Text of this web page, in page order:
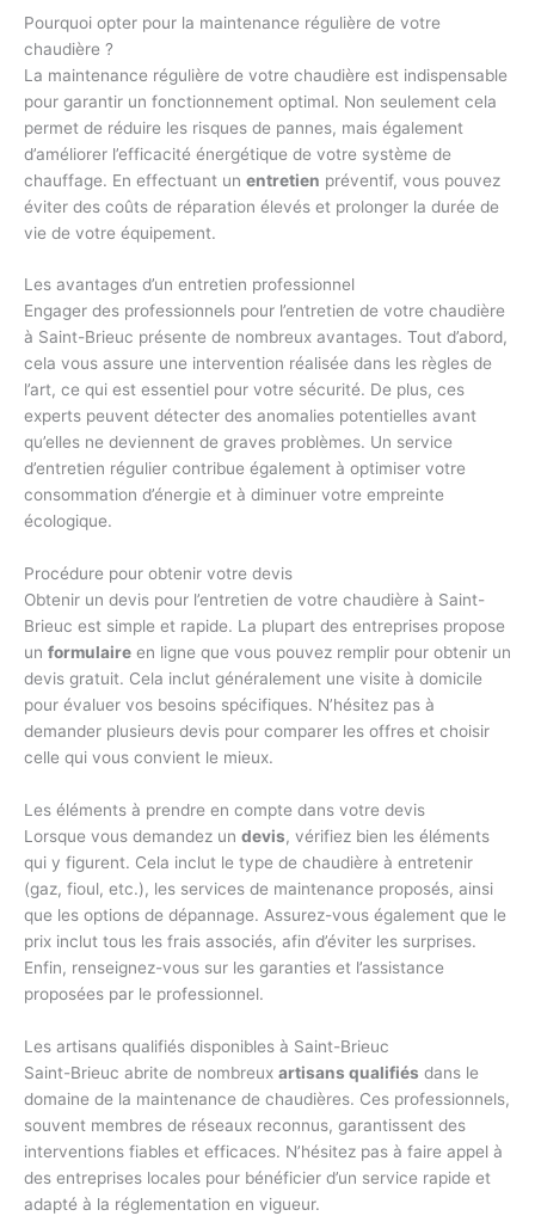
Pourquoi opter pour la maintenance régulière de votre
chaudière ?
La maintenance régulière de votre chaudière est indispensable
pour garantir un fonctionnement optimal. Non seulement cela
permet de réduire les risques de pannes, mais également
d’améliorer l’efficacité énergétique de votre système de
chauffage. En effectuant un entretien préventif, vous pouvez
éviter des coûts de réparation élevés et prolonger la durée de
vie de votre équipement.
Les avantages d’un entretien professionnel
Engager des professionnels pour l’entretien de votre chaudière
à Saint-Brieuc présente de nombreux avantages. Tout d’abord,
cela vous assure une intervention réalisée dans les règles de
l’art, ce qui est essentiel pour votre sécurité. De plus, ces
experts peuvent détecter des anomalies potentielles avant
qu’elles ne deviennent de graves problèmes. Un service
d’entretien régulier contribue également à optimiser votre
consommation d’énergie et à diminuer votre empreinte
écologique.
Procédure pour obtenir votre devis
Obtenir un devis pour l’entretien de votre chaudière à Saint-
Brieuc est simple et rapide. La plupart des entreprises propose
un formulaire en ligne que vous pouvez remplir pour obtenir un
devis gratuit. Cela inclut généralement une visite à domicile
pour évaluer vos besoins spécifiques. N’hésitez pas à
demander plusieurs devis pour comparer les offres et choisir
celle qui vous convient le mieux.
Les éléments à prendre en compte dans votre devis
Lorsque vous demandez un devis, vérifiez bien les éléments
qui y figurent. Cela inclut le type de chaudière à entretenir
(gaz, fioul, etc.), les services de maintenance proposés, ainsi
que les options de dépannage. Assurez-vous également que le
prix inclut tous les frais associés, afin d’éviter les surprises.
Enfin, renseignez-vous sur les garanties et l’assistance
proposées par le professionnel.
Les artisans qualifiés disponibles à Saint-Brieuc
Saint-Brieuc abrite de nombreux artisans qualifiés dans le
domaine de la maintenance de chaudières. Ces professionnels,
souvent membres de réseaux reconnus, garantissent des
interventions fiables et efficaces. N’hésitez pas à faire appel à
des entreprises locales pour bénéficier d’un service rapide et
adapté à la réglementation en vigueur.